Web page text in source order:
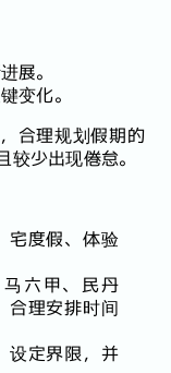
展。
变化。
合理规划假期的
少出现倦怠。
宅度假、体验
六甲、民丹
合理安排时间
设定界限，并